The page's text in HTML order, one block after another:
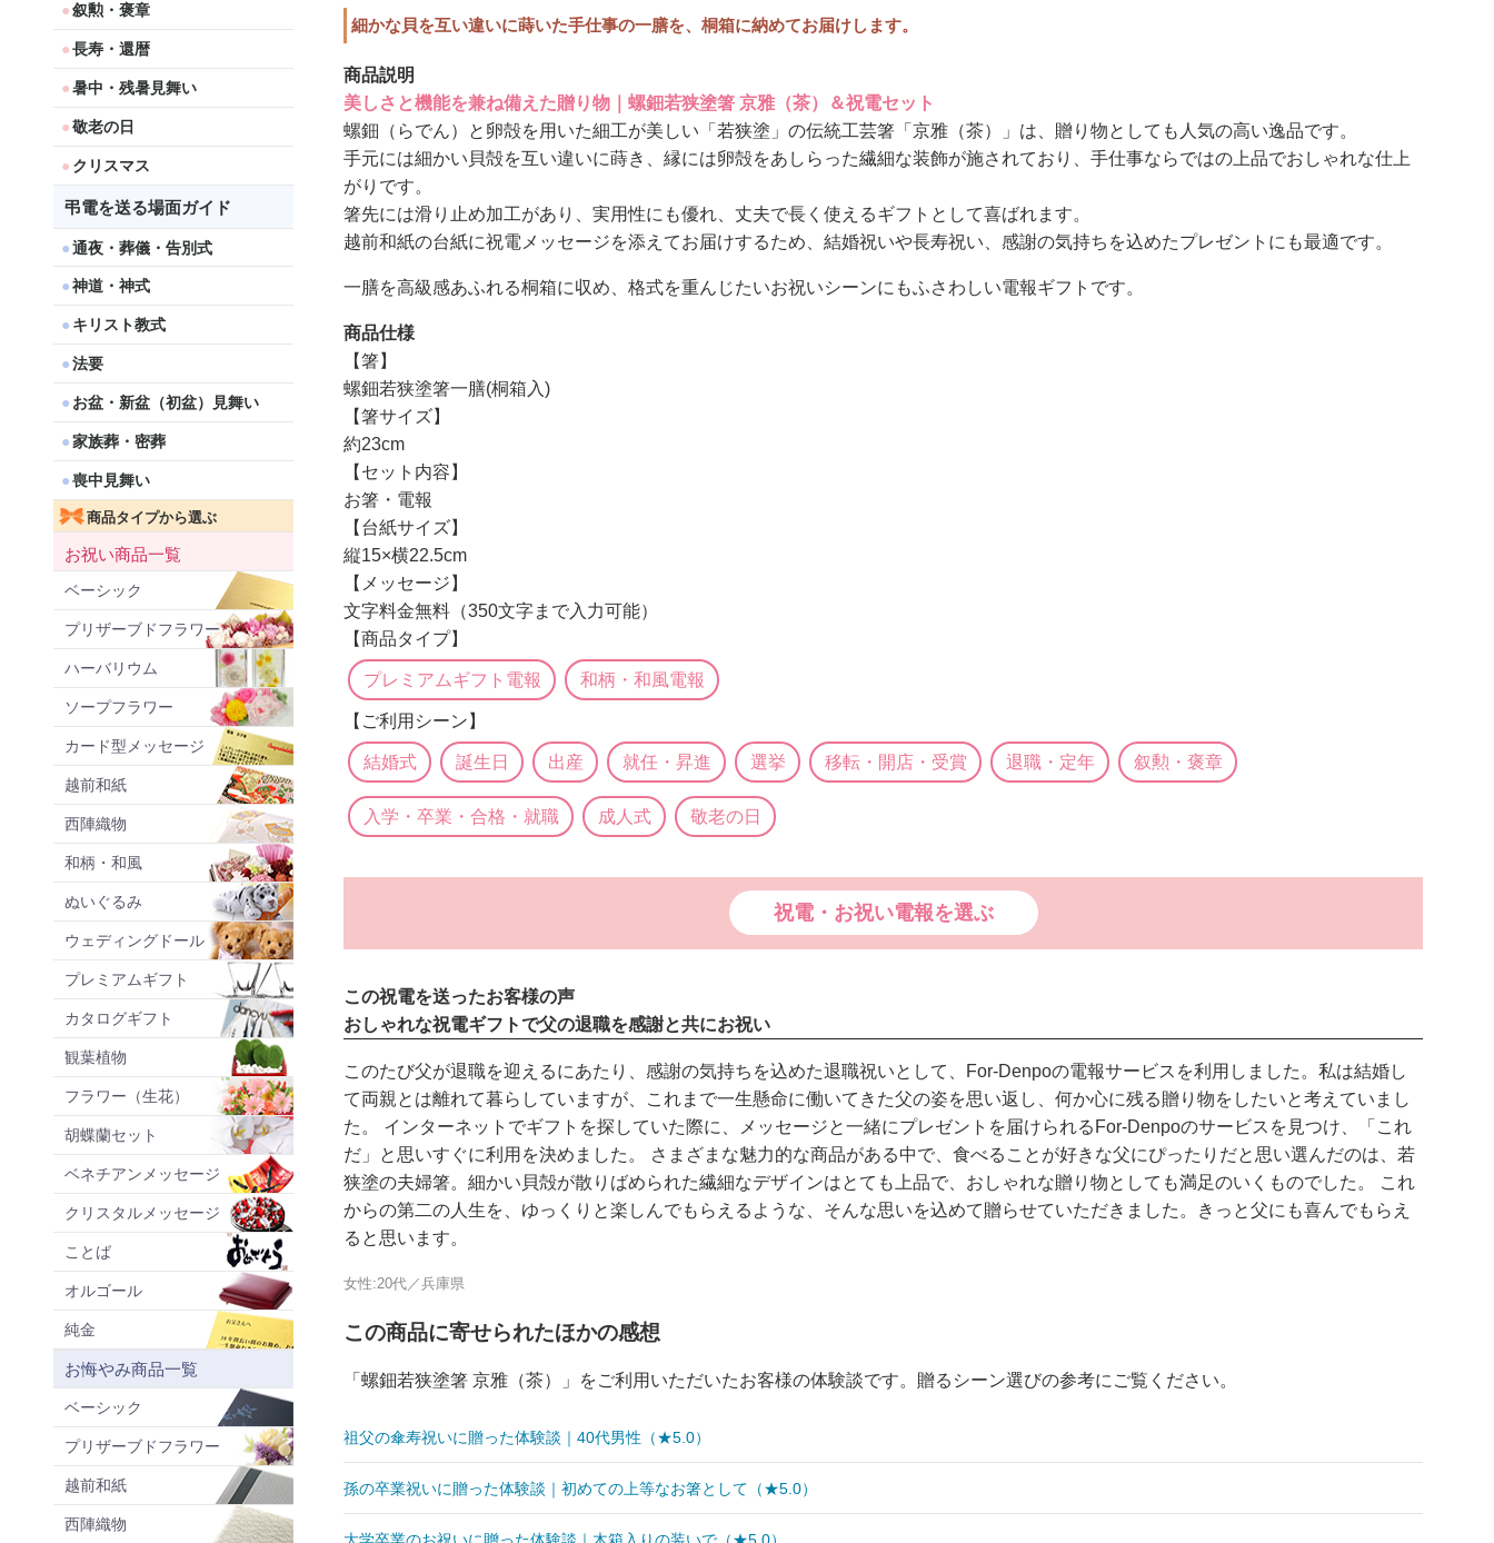
叙勲・褒章
長寿・還暦
暑中・残暑見舞い
敬老の日
クリスマス
弔電を送る場面ガイド
通夜・葬儀・告別式
神道・神式
キリスト教式
法要
お盆・新盆（初盆）見舞い
家族葬・密葬
喪中見舞い
商品タイプから選ぶ
お祝い商品一覧
ベーシック
プリザーブドフラワー
ハーバリウム
ソープフラワー
カード型メッセージ
越前和紙
西陣織物
和柄・和風
ぬいぐるみ
ウェディングドール
プレミアムギフト
カタログギフト
観葉植物
フラワー（生花）
胡蝶蘭セット
ベネチアンメッセージ
クリスタルメッセージ
ことば
オルゴール
純金
お悔やみ商品一覧
ベーシック
プリザーブドフラワー
越前和紙
西陣織物
細かな貝を互い違いに蒔いた手仕事の一膳を、桐箱に納めてお届けします。
商品説明
美しさと機能を兼ね備えた贈り物｜螺鈿若狭塗箸 京雅（茶）＆祝電セット
螺鈿（らでん）と卵殻を用いた細工が美しい「若狭塗」の伝統工芸箸「京雅（茶）」は、贈り物としても人気の高い逸品です。
手元には細かい貝殻を互い違いに蒔き、縁には卵殻をあしらった繊細な装飾が施されており、手仕事ならではの上品でおしゃれな仕上
がりです。
箸先には滑り止め加工があり、実用性にも優れ、丈夫で長く使えるギフトとして喜ばれます。
越前和紙の台紙に祝電メッセージを添えてお届けするため、結婚祝いや長寿祝い、感謝の気持ちを込めたプレゼントにも最適です。
一膳を高級感あふれる桐箱に収め、格式を重んじたいお祝いシーンにもふさわしい電報ギフトです。
商品仕様
【箸】
螺鈿若狭塗箸一膳(桐箱入)
【箸サイズ】
約23cm
【セット内容】
お箸・電報
【台紙サイズ】
縦15×横22.5cm
【メッセージ】
文字料金無料（350文字まで入力可能）
【商品タイプ】
プレミアムギフト電報 和柄・和風電報
【ご利用シーン】
結婚式 誕生日 出産 就任・昇進 選挙 移転・開店・受賞 退職・定年 叙勲・褒章
入学・卒業・合格・就職 成人式 敬老の日
祝電・お祝い電報を選ぶ
この祝電を送ったお客様の声
おしゃれな祝電ギフトで父の退職を感謝と共にお祝い
このたび父が退職を迎えるにあたり、感謝の気持ちを込めた退職祝いとして、For-Denpoの電報サービスを利用しました。私は結婚し
て両親とは離れて暮らしていますが、これまで一生懸命に働いてきた父の姿を思い返し、何か心に残る贈り物をしたいと考えていまし
た。 インターネットでギフトを探していた際に、メッセージと一緒にプレゼントを届けられるFor-Denpoのサービスを見つけ、「これ
だ」と思いすぐに利用を決めました。 さまざまな魅力的な商品がある中で、食べることが好きな父にぴったりだと思い選んだのは、若
狭塗の夫婦箸。細かい貝殻が散りばめられた繊細なデザインはとても上品で、おしゃれな贈り物としても満足のいくものでした。 これ
からの第二の人生を、ゆっくりと楽しんでもらえるような、そんな思いを込めて贈らせていただきました。きっと父にも喜んでもらえ
ると思います。
女性:20代／兵庫県
この商品に寄せられたほかの感想
「螺鈿若狭塗箸 京雅（茶）」をご利用いただいたお客様の体験談です。贈るシーン選びの参考にご覧ください。
祖父の傘寿祝いに贈った体験談｜40代男性（★5.0）
孫の卒業祝いに贈った体験談｜初めての上等なお箸として（★5.0）